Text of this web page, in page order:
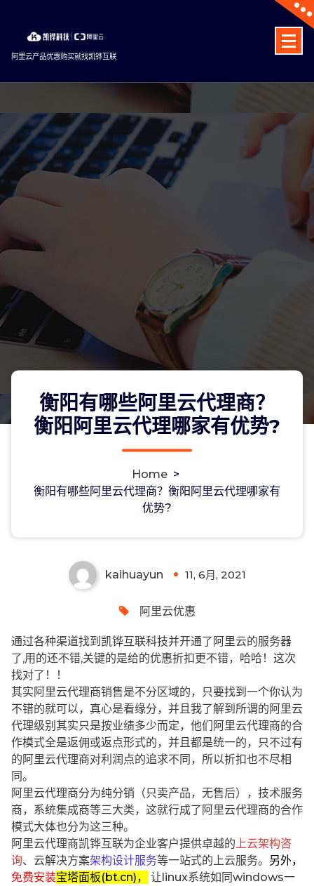
content
阿里云产品优惠购买就找凯铧互联
衡阳有哪些阿里云代理商？
衡阳阿里云代理哪家有优势?
Home >
衡阳有哪些阿里云代理商？衡阳阿里云代理哪家有
优势?
衡阳有哪些阿里云代理商？衡阳阿里云
代理哪家有优势?
kaihuayun 11, 6月, 2021
阿里云优惠
通过各种渠道找到凯铧互联科技并开通了阿里云的服务器
了,用的还不错,关键的是给的优惠折扣更不错，哈哈！这次
找对了！！
其实阿里云代理商销售是不分区域的，只要找到一个你认为
不错的就可以，真心是看缘分，并且我了解到所谓的阿里云
代理级别其实只是按业绩多少而定，他们阿里云代理商的合
作模式全是返佣或返点形式的，并且都是统一的，只不过有
的阿里云代理商对利润点的追求不同，所以折扣也不尽相
同。
阿里云代理商分为纯分销（只卖产品，无售后），技术服务
商，系统集成商等三大类，这就行成了阿里云代理商的合作
模式大体也分为这三种。
阿里云代理商凯铧互联为企业客户提供卓越的 上云架构咨
询、云解决方案架构设计服务等一站式的上云服务。 另外，
免费安装宝塔面板(bt.cn)，
让linux系统如同windows一